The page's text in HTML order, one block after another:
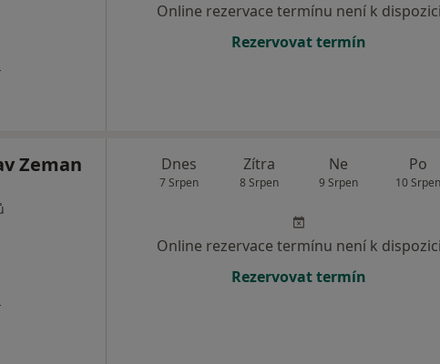
Online rezervace termínu není k dispozici
Rezervovat termín
Zeman Dnes
7 Srpen
Zítra
8 Srpen
Ne
9 Srpen
Po
10 Srpen
Online rezervace termínu není k dispozici
Rezervovat termín